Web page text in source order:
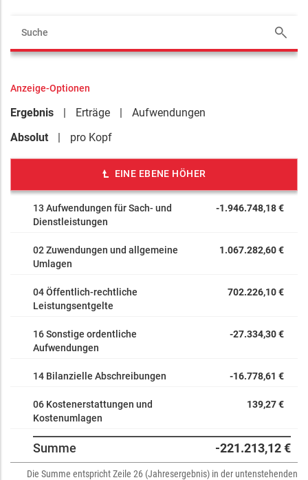
Anzeige-Optionen
Ergebnis Erträge
Aufwendungen
Absolut
pro Kopf
EINE EBENE HÖHER
13 Aufwendungen für Sach- und
Dienstleistungen
-1.946.748,18 €
02 Zuwendungen und allgemeine
Umlagen
1.067.282,60 €
04 Öffentlich-rechtliche
Leistungsentgelte
702.226,10 €
16 Sonstige ordentliche
Aufwendungen
-27.334,30 €
14 Bilanzielle Abschreibungen -16.778,61 €
06 Kostenerstattungen und
Kostenumlagen
139,27 €
Summe -221.213,12 €
Die Summe entspricht Zeile 26 (Jahresergebnis) in der untenstehenden